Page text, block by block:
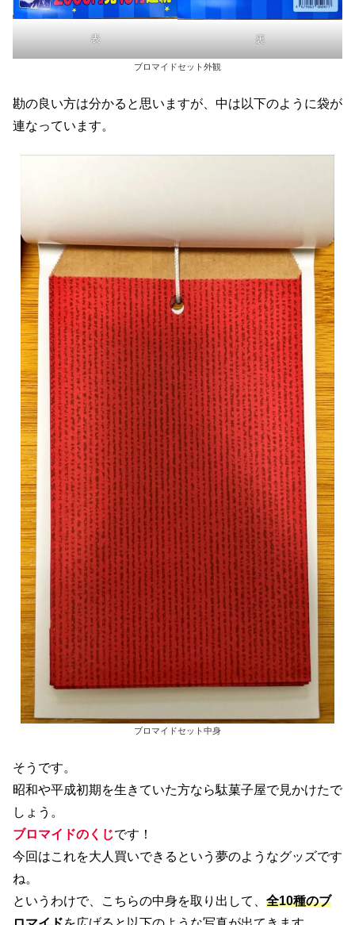
表 裏
ブロマイドセット外観
勘の良い方は分かると思いますが、中は以下のように袋が
連なっています。
ブロマイドセット中身
そうです。
昭和や平成初期を生きていた方なら駄菓子屋で見かけたで
しょう。
ブロマイドのくじです！
今回はこれを大人買いできるという夢のようなグッズです
ね。
というわけで、こちらの中身を取り出して、 全10種のブ